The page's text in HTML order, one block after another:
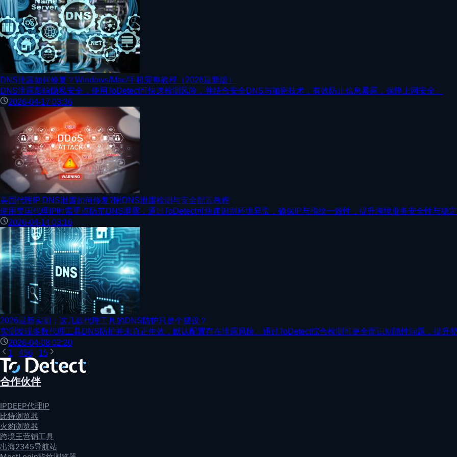
DNS泄露如何修复？Windows/Mac/手机完整教程（2026最新版）
DNS泄露影响隐私安全，使用ToDetect可快速检测风险，并结合安全DNS与加密技术，有效防止信息暴露，保障上网安全。
2026-04-17 03:36
美国代理IP DNS泄露如何修复?附DNS泄露检测与安全配置教程
使用美国代理IP时需重点防范DNS泄露，通过ToDetect可快速识别环境异常，确保IP与指纹一致性，提升跨境业务安全性与稳
2026-04-14 03:16
2026最新实测：这几款代理工具的DNS防护只是个摆设？
实测发现多数代理工具DNS防护并未真正生效，默认配置存在泄露风险。通过ToDetect综合检测可更全面识别隐性问题，提升
2026-04-08 02:20
1
456 15
合作伙伴
IPDEEP代理IP
比特浏览器
火豹浏览器
跨境王营销工具
出海2345导航站